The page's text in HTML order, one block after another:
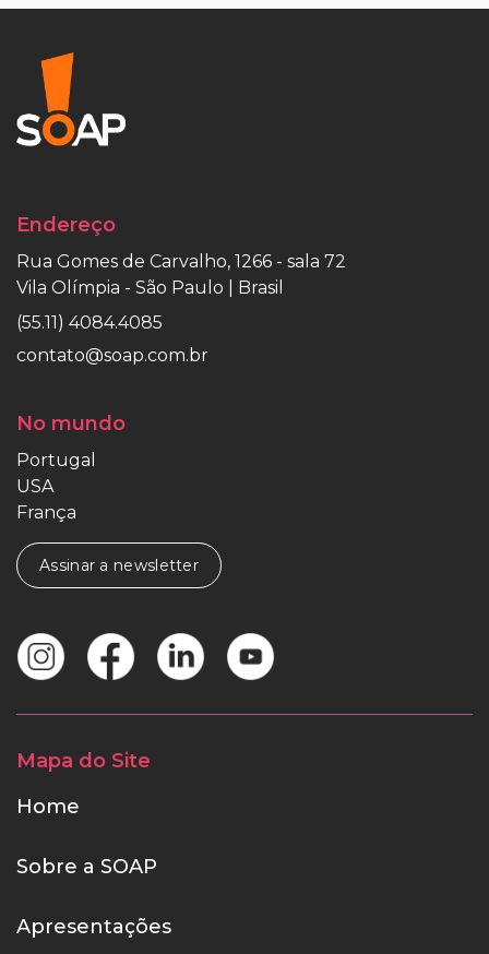
Endereço
Rua Gomes de Carvalho, 1266 - sala 72
Vila Olímpia - São Paulo | Brasil
(55.11) 4084.4085
contato@soap.com.br
No mundo
Portugal
USA
França
Assinar a newsletter
Mapa do Site
Home
Sobre a SOAP
Apresentações